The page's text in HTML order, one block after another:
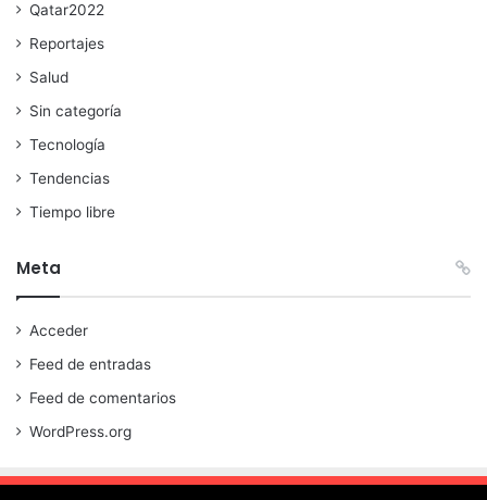
Qatar2022
Reportajes
Salud
Sin categoría
Tecnología
Tendencias
Tiempo libre
Meta
Acceder
Feed de entradas
Feed de comentarios
WordPress.org